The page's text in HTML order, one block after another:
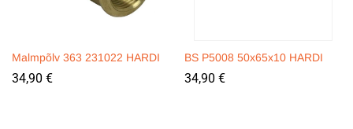
Malmpõlv 363 231022 HARDI
34,90 €
BS P5008 50x65x10 HARDI
34,90 €